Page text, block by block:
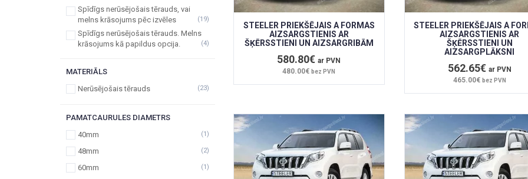
Spīdīgs nerūsējošais tērauds, vai
melns krāsojums pēc izvēles
(19)
Spīdīgs nerūsējošais tērauds. Melns
krāsojums kā papildus opcija.
(4)
MATERIĀLS
Nerūsējošais tērauds
(23)
PAMATCAURULES DIAMETRS
40mm
(1)
48mm (2)
60mm (1)
STEELER PRIEKŠĒJAIS A FORMAS
AIZSARGSTIENIS AR
ŠĶĒRSSTIENI UN AIZSARGRIBĀM
580.80€ar PVN
480.00€bez PVN
STEELER PRIEKŠĒJAIS A
AIZSARGSTIENIS AR
ŠĶĒRSSTIENI UN
AIZSARGPLĀKSNI
562.65€ ar PVN
465.00€ bez PVN